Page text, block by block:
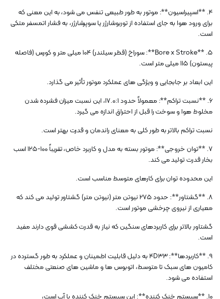
4. **اسپیراسیون**: موتور به طور طبیعی تنفس می شود، به این معنی که
برای ورود هوا به جای استفاده از توربوشارژر یا سوپرشارژر، به فشار اتمسفر متکی
است.
5. **Bore x Stroke**: سوراخ (قطر سیلندر) 104 میلی متر و کورس (فاصله
پیستون) 115 میلی متر است.
این ابعاد بر جابجایی و ویژگی های عملکرد موتور تأثیر می گذارد.
6. **نسبت تراکم**: معمولاً حدود 17.0:1، این نسبت میزان فشرده شدن
مخلوط هوا و سوخت را قبل از احتراق اندازه می گیرد.
نسبت تراکم بالاتر به طور کلی به معنای راندمان و قدرت بهتر است.
7. **توان خروجی**: موتور بسته به مدل و کاربرد خاص، تقریباً 100-125 اسب
بخار قدرت تولید می کند.
این محدوده توان برای کارهای متوسط ​​مناسب است.
8. **گشتاور**: حدود 275 نیوتن متر (نیوتن متر) گشتاور تولید می کند که
معیاری از نیروی چرخشی موتور است.
گشتاور بالاتر برای کاربردهای سنگین که نیاز به قدرت کششی قوی دارند مفید
است.
9. **کاربردها**: 4D33 به دلیل قابلیت اطمینان و عملکرد به طور گسترده در
کامیون های سبک تا متوسط، اتوبوس ها و ماشین های صنعتی مختلف
استفاده می شود.